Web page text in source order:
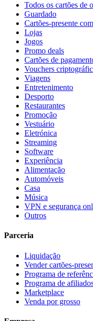
Todos os cartões de
Guardado
Cartões-presente
Lojas
Jogos
Promo deals
Cartões de
Vouchers
Viagens
Entretenimento
Desporto
Restaurantes
Promoção
Vestuário
Eletrónica
Streaming
Software
Experiência
Alimentação
Automóveis
Casa
Música
VPN e segurança
Outros
Parceria
Liquidação
Vender cartões-
Programa de
Programa de
Marketplace
Venda por grosso